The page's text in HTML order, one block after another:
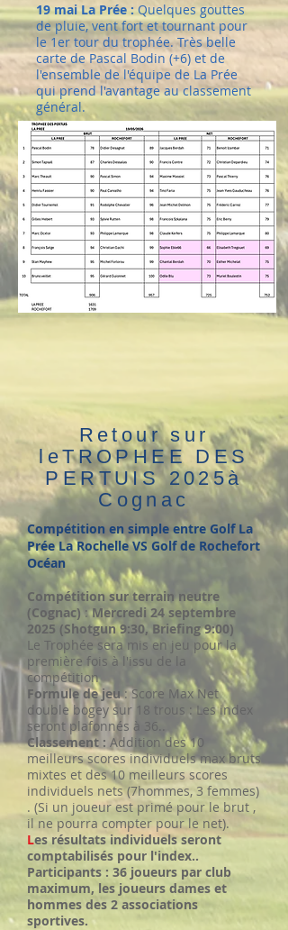
19 mai La Prée : Quelques gouttes
de pluie, vent fort et tournant pour
le 1er tour du trophée. Très belle
carte de Pascal Bodin (+6) et de
l'ensemble de l'équipe de La Prée
qui prend l'avantage au classement
général.
Retour sur
leTROPHEE DES
PERTUIS 2025à
Cognac
Compétition en simple entre Golf La
Prée La Rochelle VS Golf de Rochefort
Océan
Compétition sur terrain neutre
(Cognac) :Mercredi 24 septembre
2025 (Shotgun 9:30, Briefing 9:00)
Le Trophée sera mis en jeu pour la
première fois à l'issu de la
compétition
Formule de jeu: Score Max Net
double bogey sur 18 trous : Les index
seront plafonnés à 36..
Classement : Addition des 10
meilleurs scores individuels max bruts
mixtes et des 10 meilleurs scores
individuels nets (7hommes, 3 femmes)
. (Si un joueur est primé pour le brut ,
il ne pourra compter pour le net).
Les résultats individuels seront
comptabilisés pour l'index..
Participants : 36 joueurs par club
maximum, les joueurs dames et
hommes des 2 associations
sportives.